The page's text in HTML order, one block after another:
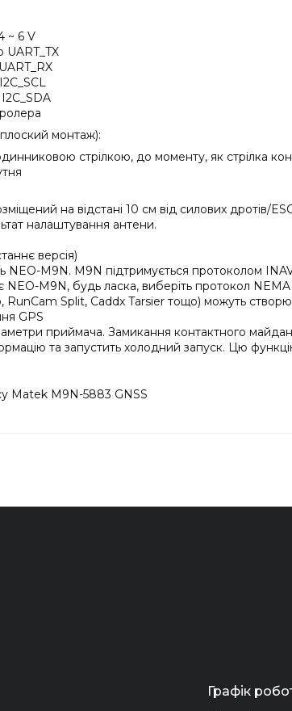
~ 6 V
UART_TX
монтаж):
стрілкою, до моменту, як стрілка
на відстані 10 см від силових дротів/ESC/
налаштування антени.
версія)
NEO-M9N. M9N підтримується протоколом
M9N, будь ласка, виберіть протокол
RunCam Split, Caddx Tarsier тощо) можуть
GPS
приймача. Замикання контактного
та запустить холодний запуск. Цю
Matek M9N-5883 GNSS
Графік